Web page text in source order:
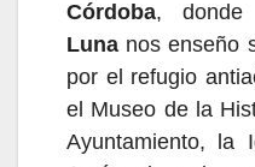
Córdoba, donde
Luna nos enseño
por el refugio
el Museo de la
Ayuntamiento, la